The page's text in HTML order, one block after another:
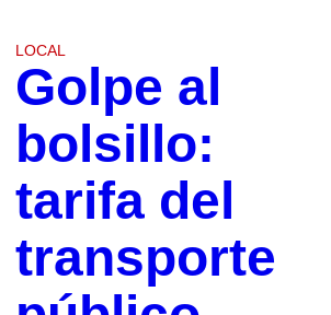
LOCAL
Golpe al
bolsillo:
tarifa del
transporte